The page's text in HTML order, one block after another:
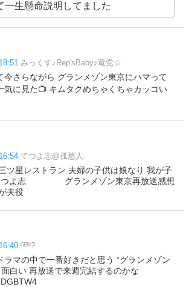
一生懸命説明してました
みっくす♪Rep'sBaby♪竜党☆
今さらながら グランメゾン東京にハマって
気に見た📺 キムタクめちゃくちゃカッコい
てつよ志@孤愁人
ツ星レストラン 夫婦の子供は娘なり 我が子
つよ志 グランメゾン東京再放送感想
夫役
ᴳᴱᴺ?
ラマの中で一番好きだと思う “グランメゾン
白い 再放送で来週完結するのかな